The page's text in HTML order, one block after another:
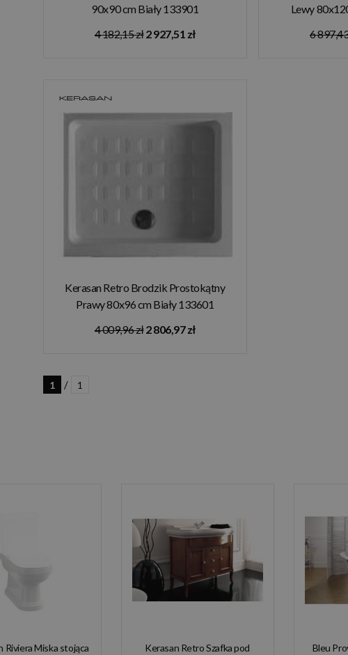
90x90 cm Biały 133901
4 182,15 zł2 927,51 zł
Lewy
6
Kerasan Retro Brodzik Prostokątny
Prawy 80x96 cm Biały 133601
4 009,96 zł2 806,97 zł
1 / 1
Riviera Miska stojąca
Kerasan Retro Szafka pod
Bleu